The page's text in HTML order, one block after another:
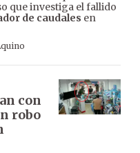
que investiga el fallido
de caudales en
con
robo